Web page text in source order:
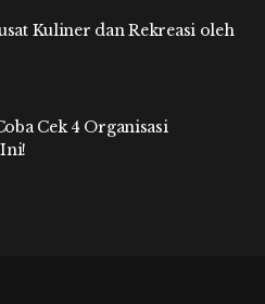
Kuliner dan Rekreasi oleh
Cek 4 Organisasi